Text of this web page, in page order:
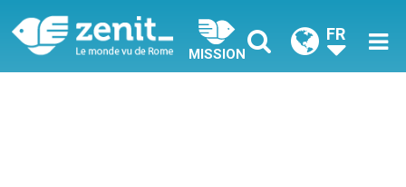
MISSION
FR